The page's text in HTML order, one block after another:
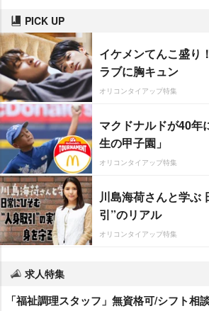
PICK UP
イケメンてんこ盛り
ラブに胸キュン
オリコンタイアップ特集
マクドナルドが40年
生の甲子園」
オリコンタイアップ特集
川島海荷さんと学ぶ
引”のリアル
オリコンタイアップ特集
求人特集
「福祉調理スタッフ」無資格可/シフト相